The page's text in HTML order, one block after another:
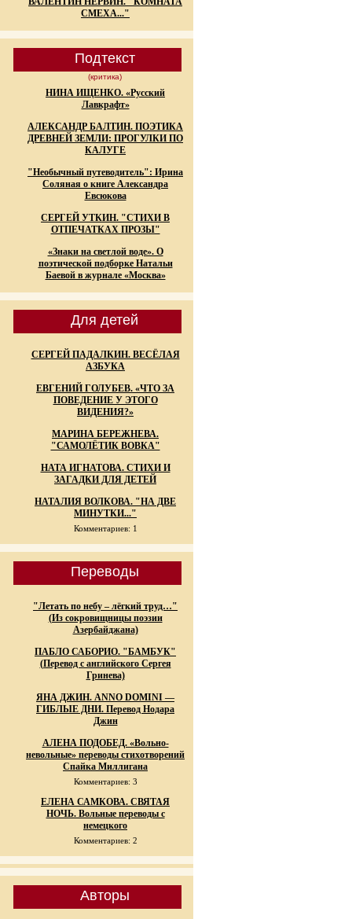
СМЕХА..."
Подтекст
(критика)
НИНА ИЩЕНКО. «Русский
Лавкрафт»
АЛЕКСАНДР БАЛТИН. ПОЭТИКА
ДРЕВНЕЙ ЗЕМЛИ: ПРОГУЛКИ ПО
КАЛУГЕ
"Необычный путеводитель": Ирина
Соляная о книге Александра
Евсюкова
СЕРГЕЙ УТКИН. "СТИХИ В
ОТПЕЧАТКАХ ПРОЗЫ"
«Знаки на светлой воде». О
поэтической подборке Натальи
Баевой в журнале «Москва»
Для детей
СЕРГЕЙ ПАДАЛКИН. ВЕСЁЛАЯ
АЗБУКА
ЕВГЕНИЙ ГОЛУБЕВ. «ЧТО ЗА
ПОВЕДЕНИЕ У ЭТОГО
ВИДЕНИЯ?»
МАРИНА БЕРЕЖНЕВА.
"САМОЛЁТИК ВОВКА"
НАТА ИГНАТОВА. СТИХИ И
ЗАГАДКИ ДЛЯ ДЕТЕЙ
НАТАЛИЯ ВОЛКОВА. "НА ДВЕ
МИНУТКИ..."
Комментариев: 1
Переводы
"Летать по небу – лёгкий труд…"
(Из сокровищницы поэзии
Азербайджана)
ПАБЛО САБОРИО. "БАМБУК"
(Перевод с английского Сергея
Гринева)
ЯНА ДЖИН. ANNO DOMINI —
ГИБЛЫЕ ДНИ. Перевод Нодара
Джин
АЛЕНА ПОДОБЕД. «Вольно-
невольные» переводы стихотворений
Спайка Миллигана
Комментариев: 3
ЕЛЕНА САМКОВА. СВЯТАЯ
НОЧЬ. Вольные переводы с
немецкого
Комментариев: 2
Авторы